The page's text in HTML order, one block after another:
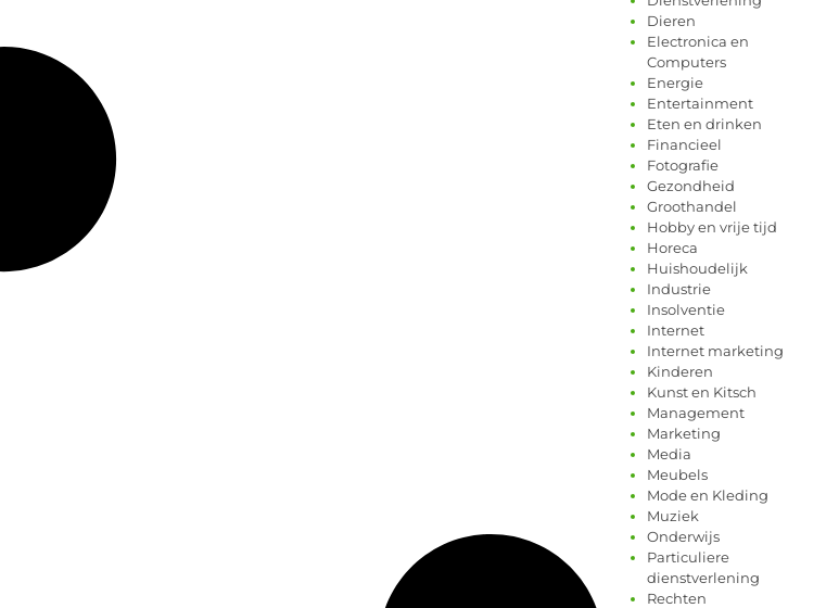
Dieren
Electronica en
Computers
Energie
Entertainment
Eten en drinken
Financieel
Fotografie
Gezondheid
Groothandel
Hobby en vrije tijd
Horeca
Huishoudelijk
Industrie
Insolventie
Internet
Internet marketing
Kinderen
Kunst en Kitsch
Management
Marketing
Media
Meubels
Mode en Kleding
Muziek
Onderwijs
Particuliere
dienstverlening
Rechten